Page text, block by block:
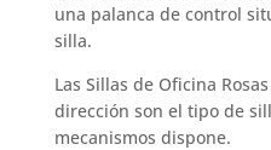
una palanca de control
silla.
Las Sillas de Oficina
dirección son el tipo de
mecanismos dispone.